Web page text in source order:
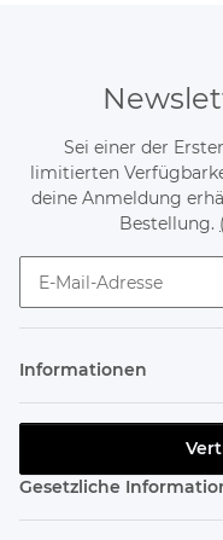
Sei einer der
limitierten
deine Anmeldung
Bestellung.
Informationen
Gesetzliche